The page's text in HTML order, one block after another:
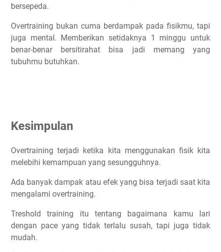
bersepeda.
Overtraining bukan cuma berdampak pada fisikmu, tapi
juga mental. Memberikan setidaknya 1 minggu untuk
benar-benar bersitirahat bisa jadi memang yang
tubuhmu butuhkan.
Kesimpulan
Overtraining terjadi ketika kita menggunakan fisik kita
melebihi kemampuan yang sesungguhnya.
Ada banyak dampak atau efek yang bisa terjadi saat kita
mengalami overtraining.
Treshold training itu tentang bagaimana kamu lari
dengan pace yang tidak terlalu susah, tapi juga tidak
mudah.